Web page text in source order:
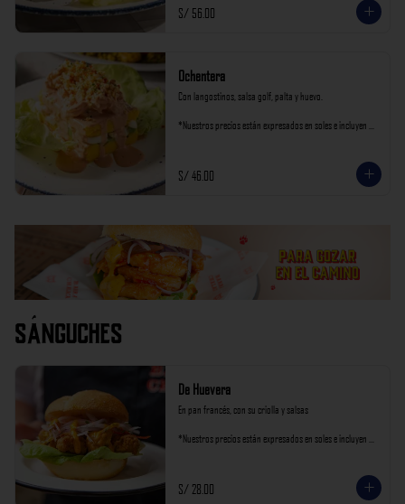
S/ 56.00
Ochentera
Con langostinos, salsa golf, palta y huevo.
*Nuestros precios están expresados en soles e incluyen
S/ 46.00
Sánguches
De Huevera
En pan francés, con su criolla y salsas
*Nuestros precios están expresados en soles e incluyen
S/ 28.00